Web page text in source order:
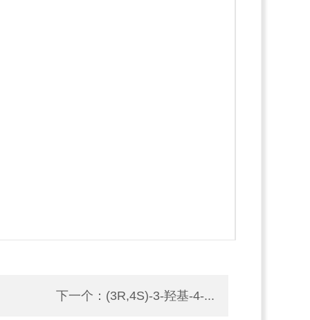
下一个： (3R,4S)-3-羟基-4-...